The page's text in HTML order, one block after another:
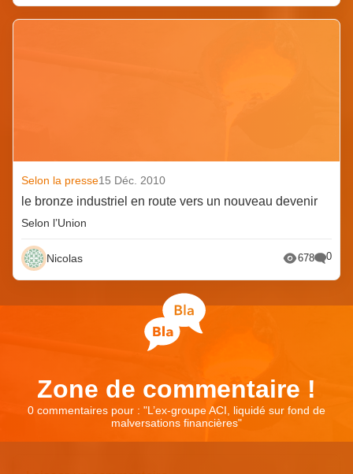
Selon la presse15 Déc. 2010
le bronze industriel en route vers un nouveau devenir
Selon l’Union
Nicolas 678 0
Zone de commentaire !
0 commentaires pour : "L’ex-groupe ACI, liquidé sur fond de
malversations financières"